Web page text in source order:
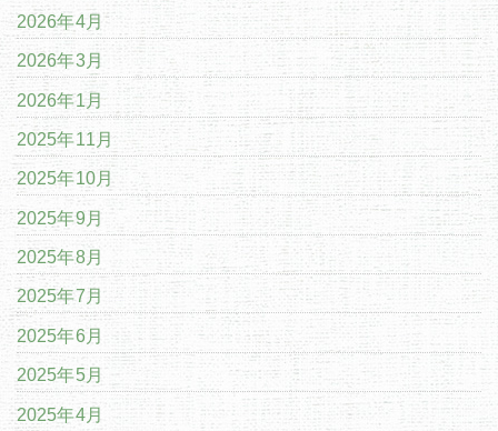
2026年4月
2026年3月
2026年1月
2025年11月
2025年10月
2025年9月
2025年8月
2025年7月
2025年6月
2025年5月
2025年4月